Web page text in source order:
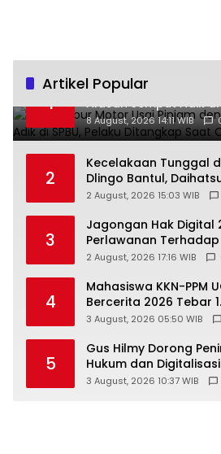
Artikel Popular
1
Bawa Kabur Motor
Alasan Jemput Adik di
Ditangkap Saat COD
8 August, 2026 14:11 WIB
2
Kecelakaan Tunggal
Dlingo Bantul,
Jurang
2 August, 2026 15:03 WIB
3
Jagongan Hak Digital
Perlawanan
Media Digital
2 August, 2026 17:16 WIB
4
Mahasiswa KKN-PPM
Bercerita 2026 Tebar
di Sungai Air Layang
3 August, 2026 05:50 WIB
5
Gus Hilmy Dorong
Hukum dan
Meningkatkan Kualitas
3 August, 2026 10:37 WIB